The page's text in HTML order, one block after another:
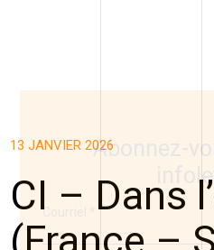
13 JANVIER 2026
CI – Dans
Abonnez-
Courriel *